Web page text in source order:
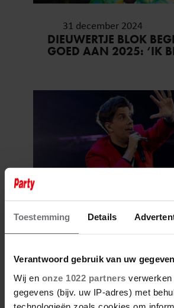
Toestemming Details
Verantwoord gebruik van uw
Wij en onze 1022 partners verwerken
gegevens (bijv. uw IP-adres) met
31 december 2024
DIEUWERTJE BLOK
GOED AAN 2025: ‘IK
31 december 2024
ROB KEMPS VOELT
EN DE LIEFDE GAAT HET
GEWELDIG’